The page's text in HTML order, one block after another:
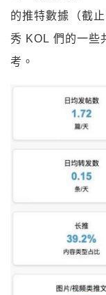
的推特數據（截
秀 KOL 們的一些
考。